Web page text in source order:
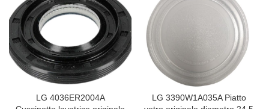
LG 4036ER2004A
LG 3390W1A035A Piatto